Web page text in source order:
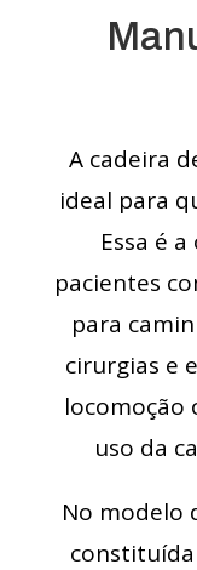
A cadeira
ideal para
Essa é
pacientes
para
cirurgias e
locomoção
uso da
No modelo